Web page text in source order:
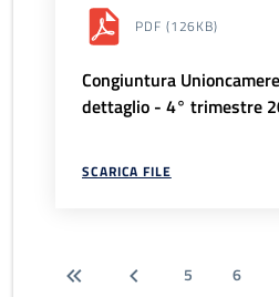
PDF (126KB)
Congiuntura
dettaglio - 4° trimestre
SCARICA FILE
5 6